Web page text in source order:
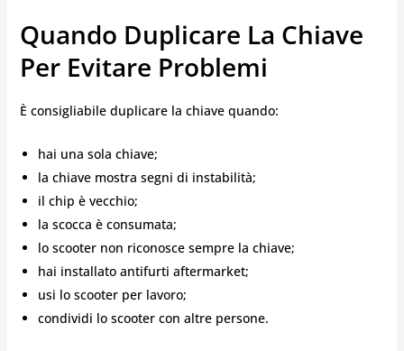
Quando Duplicare La Chiave
Per Evitare Problemi
È consigliabile duplicare la chiave quando:
hai una sola chiave;
la chiave mostra segni di instabilità;
il chip è vecchio;
la scocca è consumata;
lo scooter non riconosce sempre la chiave;
hai installato antifurti aftermarket;
usi lo scooter per lavoro;
condividi lo scooter con altre persone.